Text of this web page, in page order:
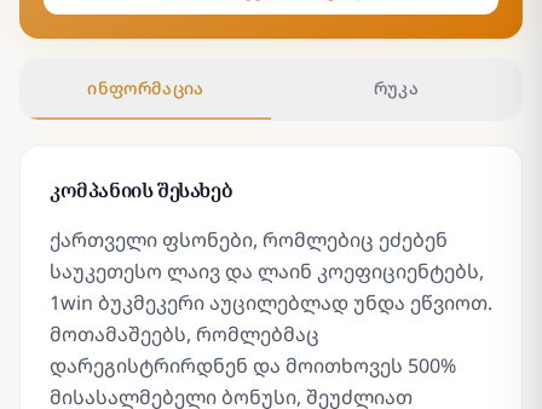
ინფორმაცია რუკა
კომპანიის შესახებ
ქართველი ფსონები, რომლებიც ეძებენ
საუკეთესო ლაივ და ლაინ კოეფიციენტებს,
1win ბუკმეკერი აუცილებლად უნდა ეწვიოთ.
მოთამაშეებს, რომლებმაც
დარეგისტრირდნენ და მოითხოვეს 500%
მისასალმებელი ბონუსი, შეუძლიათ